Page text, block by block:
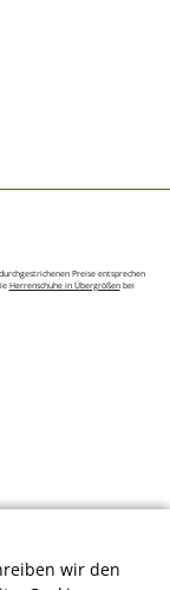
Preise entsprechen
Herrenschuhe in Übergrößenbei
wir den